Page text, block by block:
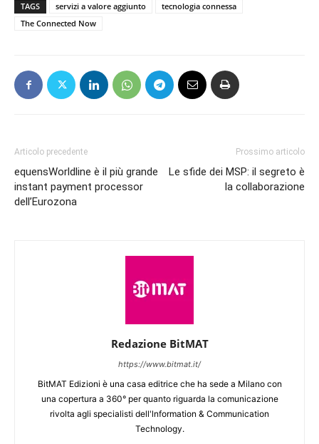
TAGS servizi a valore aggiunto
tecnologia connessa
The Connected Now
Articolo precedente
equensWorldline è il più grande
instant payment processor
dell’Eurozona
Prossimo articolo
Le sfide dei MSP: il segreto è
la collaborazione
Redazione BitMAT
https://www.bitmat.it/
BitMAT Edizioni è una casa editrice che ha sede a Milano con
una copertura a 360° per quanto riguarda la comunicazione
rivolta agli specialisti dell'lnformation & Communication
Technology.